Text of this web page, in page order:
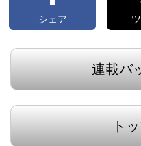
シェア
連載バ
ト